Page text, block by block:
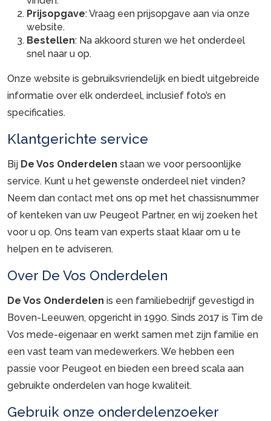
Prijsopgave: Vraag een prijsopgave aan via onze
website.
Bestellen: Na akkoord sturen we het onderdeel
snel naar u op.
Onze website is gebruiksvriendelijk en biedt uitgebreide
informatie over elk onderdeel, inclusief foto’s en
specificaties.
Klantgerichte service
Bij De Vos Onderdelen staan we voor persoonlijke
service. Kunt u het gewenste onderdeel niet vinden?
Neem dan contact met ons op met het chassisnummer
of kenteken van uw Peugeot Partner, en wij zoeken het
voor u op. Ons team van experts staat klaar om u te
helpen en te adviseren.
Over De Vos Onderdelen
De Vos Onderdelen is een familiebedrijf gevestigd in
Boven-Leeuwen, opgericht in 1990. Sinds 2017 is Tim de
Vos mede-eigenaar en werkt samen met zijn familie en
een vast team van medewerkers. We hebben een
passie voor Peugeot en bieden een breed scala aan
gebruikte onderdelen van hoge kwaliteit.
Gebruik onze onderdelenzoeker